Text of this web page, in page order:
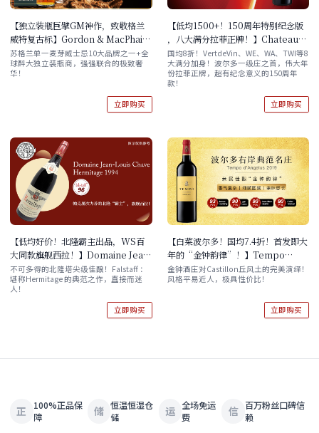
【独立装瓶巨擘GM神作，致敬格兰
威特复古标】Gordon & MacPhail
'George & J.G.Smith's' Glenlivet
Vintage Single Malt 1974
苏格兰单一麦芽威士忌10大品牌之一+全
球醉大独立装瓶商，强强联合的极致奢
华！
立即购买
【低均1500+！150周年特别纪念版
，八大满分拉菲正牌！】Chateau
Lafite Rothschild 2018 单支/六支
原木箱
国均8折！VertdeVin、WE、WA、TWI等8
大满分加身！波尔多一级庄之首，伟大年
份拉菲正牌，超有纪念意义的150周年
款！
立即购买
【低均好价！北隆霸主出品，WS百
大同款旗舰西拉！】Domaine Jean-
Louis Chave Hermitage 1994 现
货
不可多得的北隆塔尖级佳酿！Falstaff ：
堪称Hermitage 的典范之作，直接而迷
人！
立即购买
【白菜波尔多！国均7.4折！首发即大
年的“金钟韵律”！】Tempo
d'Angelus 2019
金钟酒庄对Castillon丘风土的完美演绎！
风格平易近人，极具性价比！
立即购买
正
100%正品保
障
储 恒温恒湿仓
储
运 全场免运
费
信 百万粉丝口碑信
赖